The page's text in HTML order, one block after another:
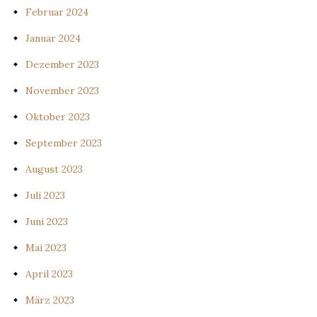
Februar 2024
Januar 2024
Dezember 2023
November 2023
Oktober 2023
September 2023
August 2023
Juli 2023
Juni 2023
Mai 2023
April 2023
März 2023